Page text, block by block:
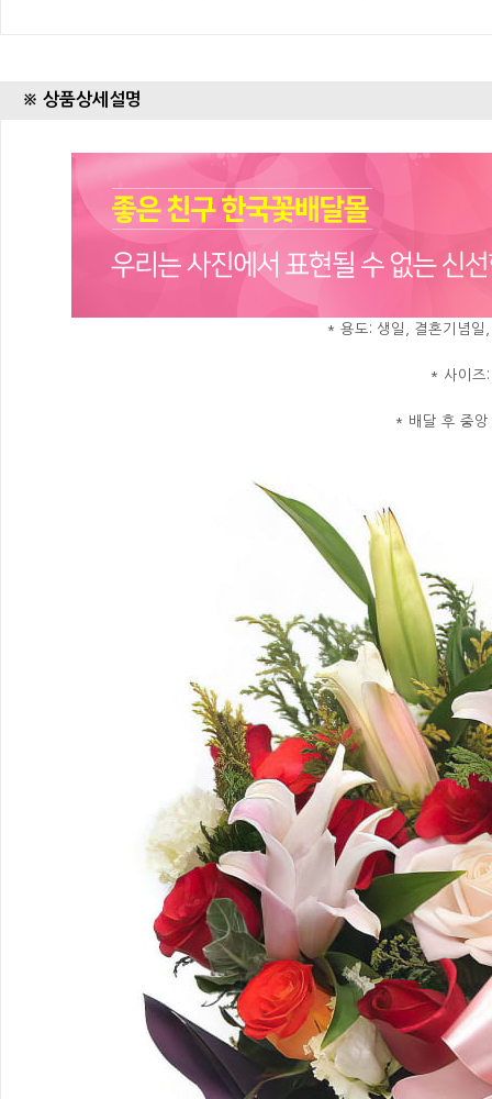
※ 상품상세설명
* 용도: 생일, 결혼기념일
* 사이즈
* 배달 후 중앙